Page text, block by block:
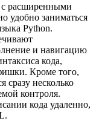
расширенными
удобно заниматься
Python.
и навигацию
кода,
Кроме того,
сразу несколько
контроля.
кода удаленно,